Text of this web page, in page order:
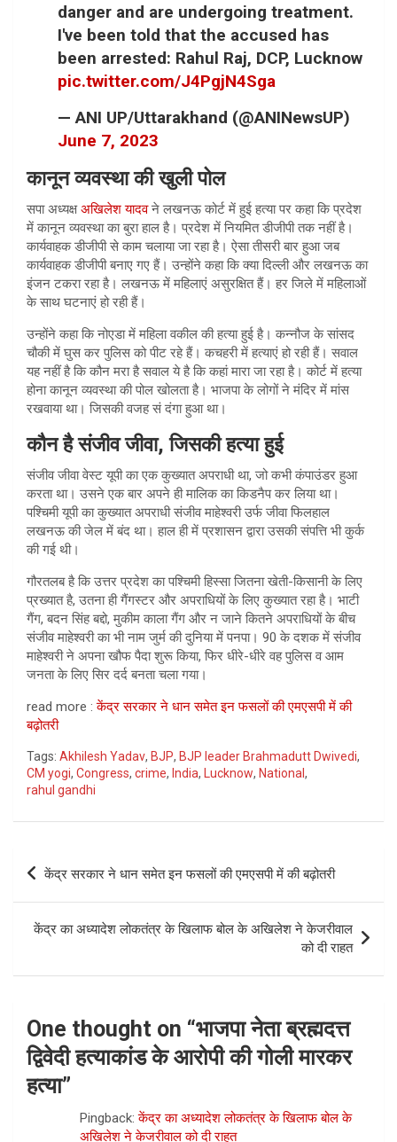
danger and are undergoing treatment.
I've been told that the accused has
been arrested: Rahul Raj, DCP, Lucknow
pic.twitter.com/J4PgjN4Sga
— ANI UP/Uttarakhand (@ANINewsUP)
June 7, 2023
कानून व्यवस्था की खुली पोल
सपा अध्यक्षअखिलेश यादवने लखनऊ कोर्ट में हुई हत्या पर कहा कि प्रदेश
में कानून व्यवस्था का बुरा हाल है। प्रदेश में नियमित डीजीपी तक नहीं है।
कार्यवाहक डीजीपी से काम चलाया जा रहा है। ऐसा तीसरी बार हुआ जब
कार्यवाहक डीजीपी बनाए गए हैं। उन्होंने कहा कि क्या दिल्ली और लखनऊ का
इंजन टकरा रहा है। लखनऊ में महिलाएं असुरक्षित हैं। हर जिले में महिलाओं
के साथ घटनाएं हो रही हैं।
उन्होंने कहा कि नोएडा में महिला वकील की हत्या हुई है। कन्नौज के सांसद
चौकी में घुस कर पुलिस को पीट रहे हैं। कचहरी में हत्याएं हो रही हैं। सवाल
यह नहीं है कि कौन मरा है सवाल ये है कि कहां मारा जा रहा है। कोर्ट में हत्या
होना कानून व्यवस्था की पोल खोलता है। भाजपा के लोगों ने मंदिर में मांस
रखवाया था। जिसकी वजह सं दंगा हुआ था।
कौन है संजीव जीवा, जिसकी हत्या हुई
संजीव जीवा वेस्ट यूपी का एक कुख्यात अपराधी था, जो कभी कंपाउंडर हुआ
करता था। उसने एक बार अपने ही मालिक का किडनैप कर लिया था।
पश्चिमी यूपी का कुख्यात अपराधी संजीव माहेश्वरी उर्फ जीवा फिलहाल
लखनऊ की जेल में बंद था। हाल ही में प्रशासन द्वारा उसकी संपत्ति भी कुर्क
की गई थी।
गौरतलब है कि उत्तर प्रदेश का पश्चिमी हिस्सा जितना खेती-किसानी के लिए
प्रख्यात है, उतना ही गैंगस्टर और अपराधियों के लिए कुख्यात रहा है। भाटी
गैंग, बदन सिंह बद्दो, मुकीम काला गैंग और न जाने कितने अपराधियों के बीच
संजीव माहेश्वरी का भी नाम जुर्म की दुनिया में पनपा। 90 के दशक में संजीव
माहेश्वरी ने अपना खौफ पैदा शुरू किया, फिर धीरे-धीरे वह पुलिस व आम
जनता के लिए सिर दर्द बनता चला गया।
read more :केंद्र सरकार ने धान समेत इन फसलों की एमएसपी में की
बढ़ोतरी
Tags: Akhilesh Yadav, BJP, BJP leader Brahmadutt Dwivedi,
CM yogi, Congress, crime, India, Lucknow, National ,
rahul gandhi
Post
navigation
केंद्र सरकार ने धान समेत इन फसलों की एमएसपी में की बढ़ोतरी
केंद्र का अध्यादेश लोकतंत्र के खिलाफ बोल के अखिलेश ने केजरीवाल
को दी राहत
One thought on “भाजपा नेता ब्रह्मदत्त
द्विवेदी हत्याकांड के आरोपी की गोली मारकर
हत्या”
Pingback:केंद्र का अध्यादेश लोकतंत्र के खिलाफ बोल के
अखिलेश ने केजरीवाल को दी राहत